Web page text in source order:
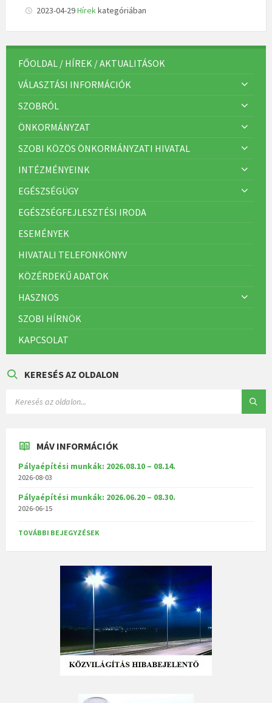
2023-04-29Hírekkategóriában
FŐOLDAL / HÍREK / AKTUALITÁSOK
VÁLASZTÁSI INFORMÁCIÓK
SZOBRÓL
ÖNKORMÁNYZAT
SZOBI KÖZÖS ÖNKORMÁNYZATI HIVATAL
INTÉZMÉNYEINK
EGÉSZSÉGÜGY
EGÉSZSÉGFEJLESZTÉSI IRODA
ESEMÉNYEK
HIVATALI TELEFONKÖNYV
KÖZÉRDEKŰ ADATOK
HASZNOS
SZOBI HÍRNÖK
KAPCSOLAT
KERESÉS AZ OLDALON
MÁV INFORMÁCIÓK
Pályaépítési munkák: 2026.08.10 – 08.14.
2026-08-03
Pályaépítési munkák: 2026.06.20 – 08.30.
2026-06-15
TOVÁBBI BEJEGYZÉSEK